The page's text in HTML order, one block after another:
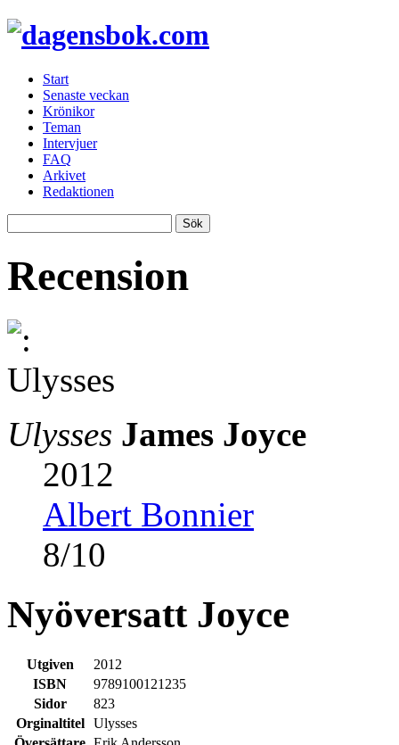
Start
Senaste veckan
Krönikor
Teman
Intervjuer
FAQ
Arkivet
Redaktionen
Recension
Ulysses James Joyce
2012
Albert Bonnier
8/10
Nyöversatt Joyce
Utgiven
2012
ISBN
9789100121235
Sidor
823
Orginaltitel
Ulysses